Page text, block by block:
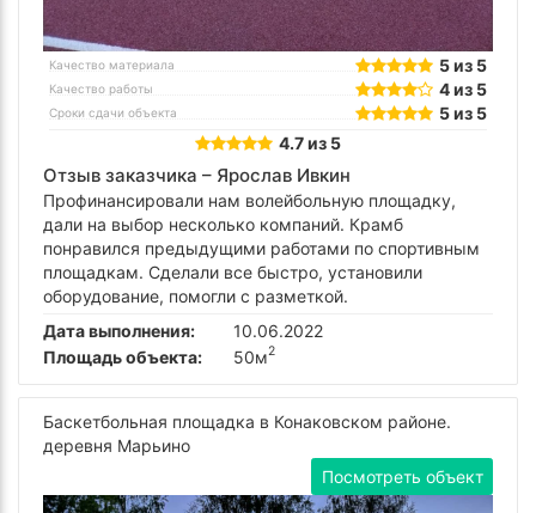
Качество материала 5 из 5
Качество работы 4 из 5
Сроки сдачи объекта
5 из 5
4.7 из 5
Отзыв заказчика – Ярослав Ивкин
Профинансировали нам волейбольную площадку,
дали на выбор несколько компаний. Крамб
понравился предыдущими работами по спортивным
площадкам. Сделали все быстро, установили
оборудование, помогли с разметкой.
Дата выполнения:
10.06.2022
Площадь объекта:
50м2
Баскетбольная площадка в Конаковском районе.
деревня Марьино
Посмотреть объект